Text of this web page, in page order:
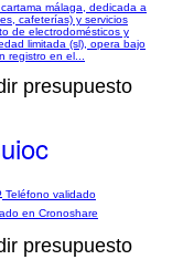
málaga, dedicada a
cafeterías) y servicios
de electrodomésticos y
limitada (sl), opera bajo
registro en el...
presupuesto
Teléfono validado
en Cronoshare
presupuesto